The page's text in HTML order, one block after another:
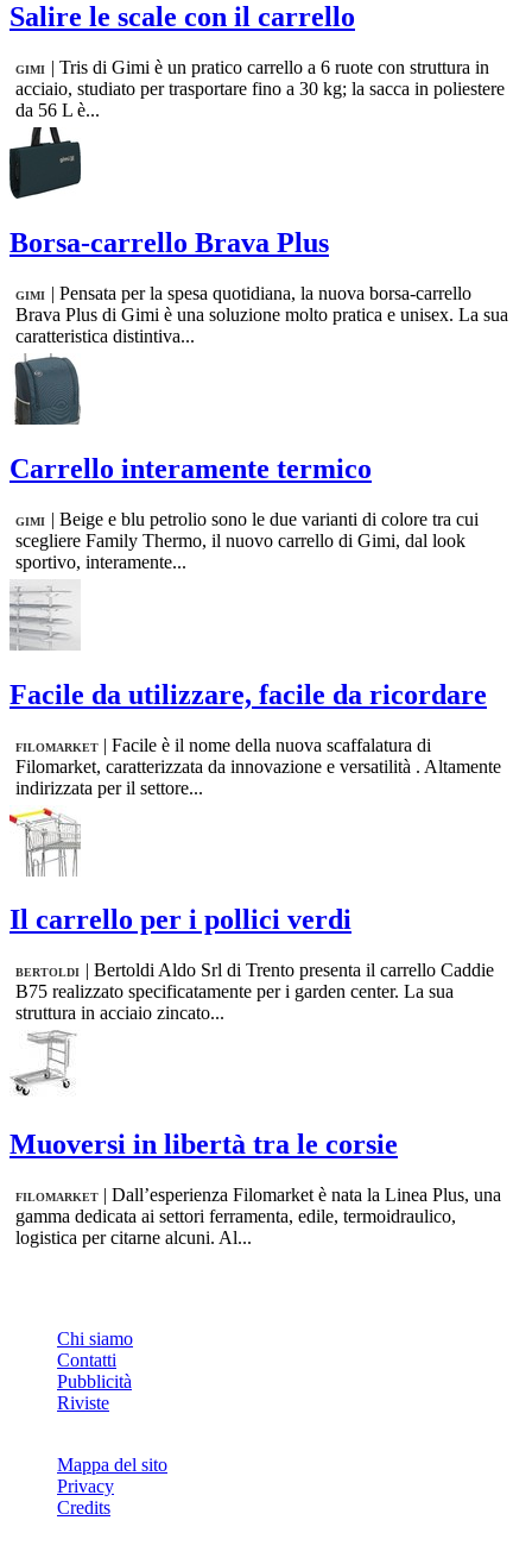
Salire le scale con il carrello
GIMI | Tris di Gimi è un pratico carrello a 6 ruote con struttura in
acciaio, studiato per trasportare fino a 30 kg; la sacca in poliestere
da 56 L è...
Borsa-carrello Brava Plus
GIMI | Pensata per la spesa quotidiana, la nuova borsa-carrello
Brava Plus di Gimi è una soluzione molto pratica e unisex. La sua
caratteristica distintiva...
Carrello interamente termico
GIMI | Beige e blu petrolio sono le due varianti di colore tra cui
scegliere Family Thermo, il nuovo carrello di Gimi, dal look
sportivo, interamente...
Facile da utilizzare, facile da ricordare
FILOMARKET | Facile è il nome della nuova scaffalatura di
Filomarket, caratterizzata da innovazione e versatilità . Altamente
indirizzata per il settore...
Il carrello per i pollici verdi
BERTOLDI | Bertoldi Aldo Srl di Trento presenta il carrello Caddie
B75 realizzato specificatamente per i garden center. La sua
struttura in acciaio zincato...
Muoversi in libertà tra le corsie
FILOMARKET | Dall’esperienza Filomarket è nata la Linea Plus, una
gamma dedicata ai settori ferramenta, edile, termoidraulico,
logistica per citarne alcuni. Al...
Chi siamo
Contatti
Pubblicità
Riviste
Mappa del sito
Privacy
Credits